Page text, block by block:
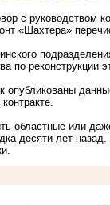
с руководством
«Шахтера»
по реконструкции
опубликованы
областные или
десяти лет